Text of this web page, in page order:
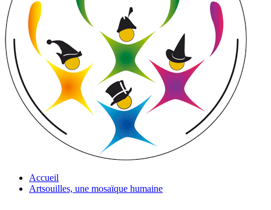
Accueil
Artsouilles, une mosaïque humaine